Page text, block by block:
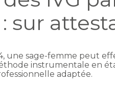
sur
une sage-femme peut
instrumentale en
adaptée.